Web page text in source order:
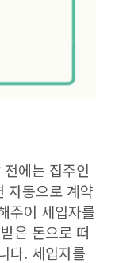
에는 집주인
자동으로 계약
주어 세입자를
은 돈으로 떠
다. 세입자를